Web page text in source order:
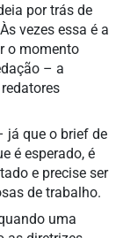
por trás de
vezes essa é a
o momento
– a
já que o brief de
é esperado, é
e precise ser
de trabalho.
uma